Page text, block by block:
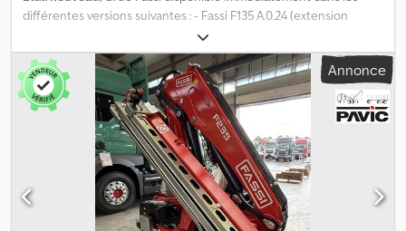
différentes versions suivantes : - Fassi F135 A.0.24 (extension
hydraulique à 4 éléments) - Fassi F235 A.2.24 (extension
hydraulique à 4 éléments) - Fassi F235 A.2.26 (extension
hydraulique à 6 éléments) - Fassi F255 A.2.24 (extension
hydraulique à 4 éléments) - Fassi F255 A.2.26 (extension
hydraulique à 6 éléments) - Fassi F545 RA2.28 (extension
hydraulique à 8 éléments), y compris les supports
supplémentaires Chaque modèle est doté d’un équipement très
complet : - Système de commande pour 2 fonctions
supplémentaires avec « 2 conduites de tuyaux pour, par exemple,
une pince ou une griffe (5e et 6e circuit de commande) », sauf
pour le F545 - Vérins de stabilisation hydrauliques / supports
Annonce